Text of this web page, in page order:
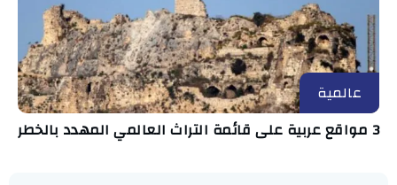
عالمية
3 مواقع عربية على قائمة التراث العالمي المهدد بالخطر